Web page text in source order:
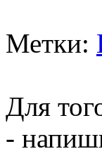
Метки:
Для
-